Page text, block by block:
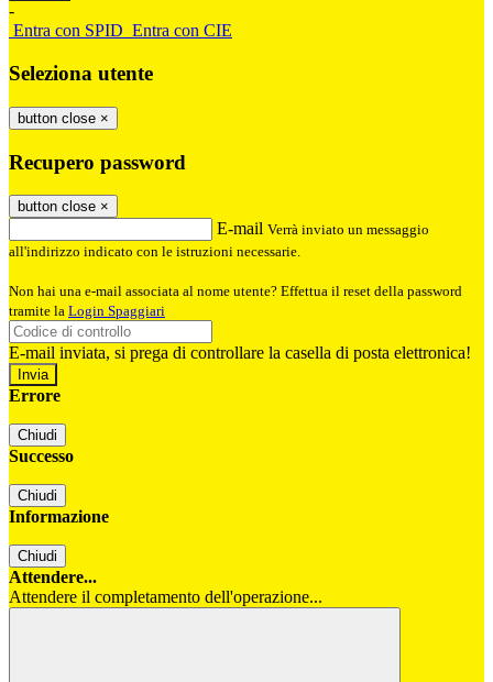
-
Entra con SPID Entra con CIE
Seleziona utente
button close ×
Recupero password
button close ×
E-mail Verrà inviato un messaggio
all'indirizzo indicato con le istruzioni necessarie.
Non hai una e-mail associata al nome utente? Effettua il reset della password
tramite la Login Spaggiari
E-mail inviata, si prega di controllare la casella di posta elettronica!
Errore
Chiudi
Successo
Chiudi
Informazione
Chiudi
Attendere...
Attendere il completamento dell'operazione...